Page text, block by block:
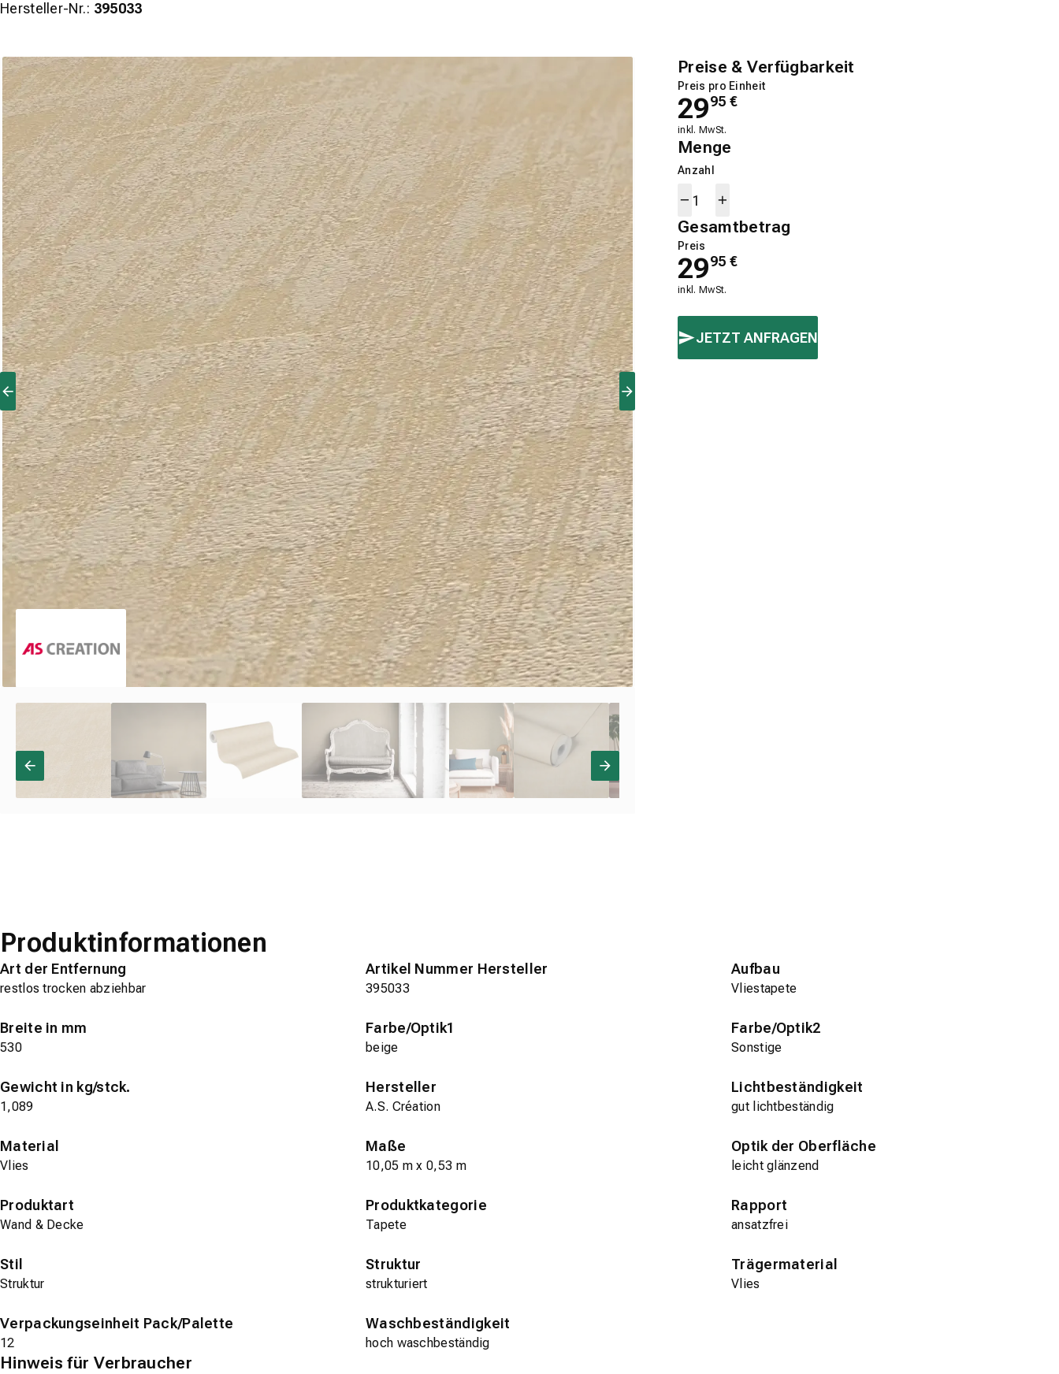
Hersteller-Nr.: 395033
Preise & Verfügbarkeit
Preis pro Einheit
2995 €
inkl. MwSt.
Menge
Anzahl
Gesamtbetrag
Preis
2995 €
inkl. MwSt.
JETZT ANFRAGEN
Produktinformationen
Art der Entfernung
restlos trocken abziehbar
Artikel Nummer Hersteller
395033
Aufbau
Vliestapete
Breite in mm
530
Farbe/Optik1
beige
Farbe/Optik2
Sonstige
Gewicht in kg/stck.
1,089
Hersteller
A.S. Création
Lichtbeständigkeit
gut lichtbeständig
Material
Vlies
Maße
10,05 m x 0,53 m
Optik der Oberfläche
leicht glänzend
Produktart
Wand & Decke
Produktkategorie
Tapete
Rapport
ansatzfrei
Stil
Struktur
Struktur
strukturiert
Trägermaterial
Vlies
Verpackungseinheit Pack/Palette
12
Waschbeständigkeit
hoch waschbeständig
Hinweis für Verbraucher